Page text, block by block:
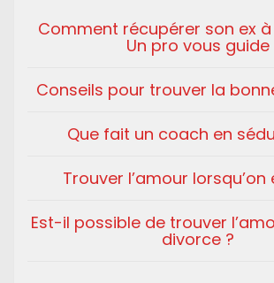
Comment récupérer son ex
Un pro vous guide
Conseils pour trouver la
Que fait un coach en
Trouver l’amour lorsqu’on
Est-il possible de trouver
divorce ?